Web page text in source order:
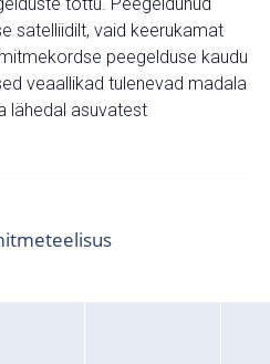
satelliidilt, vaid keerukamat
peegelduse kaudu
veaallikad tulenevad madala
lähedal asuvatest